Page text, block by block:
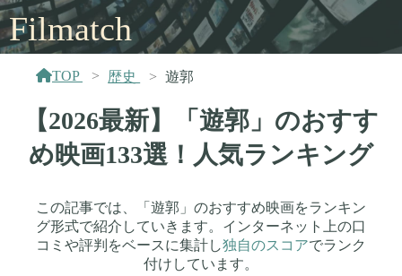
Filmatch
TOP 歴史 遊郭
【2026最新】「遊郭」のおすす
め映画133選！人気ランキング
この記事では、「遊郭」のおすすめ映画をランキン
グ形式で紹介していきます。インターネット上の口
コミや評判をベースに集計し独自のスコアでランク
付けしています。